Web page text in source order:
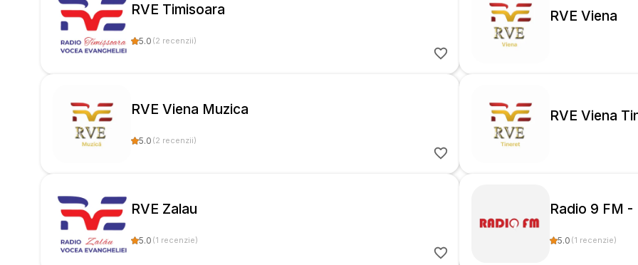
RVE Timisoara
5.0 (2 recenzii)
RVE Viena
RVE Viena Muzica
5.0 (2 recenzii)
RVE Viena
RVE Zalau
5.0 (1 recenzie)
Radio 9 FM
5.0 (1 recenzie)